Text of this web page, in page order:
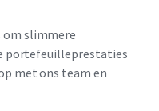
om slimmere
portefeuilleprestaties
met ons team en